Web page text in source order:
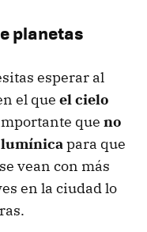
planetas
esperar al
el que el cielo
que no
lumínicapara que
vean con más
en la ciudad lo